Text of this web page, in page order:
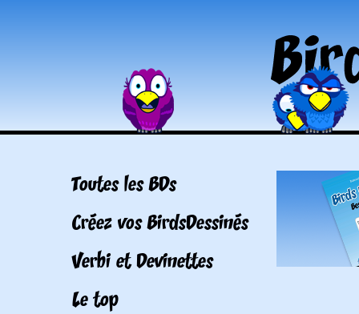
Toutes les BDs
Créez vos BirdsDessinés
Verbi et Devinettes
Le top